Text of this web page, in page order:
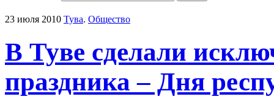
23 июля 2010 Тува. Общество
В Туве сделали
праздника – Дня